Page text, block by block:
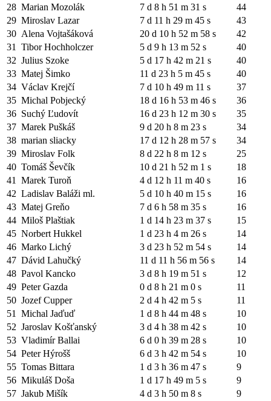
28 Marian Mozolák 7 d 8 h 51 m 31 s
44
29 Miroslav Lazar 7 d 11 h 29 m 45 s
43
30 Alena Vojtašáková 20 d 10 h 52 m 58 s
42
31
Tibor Hochholczer 5 d 9 h 13 m 52 s
40
32 Julius Szoke 5 d 17 h 42 m 21 s
40
33 Matej Šimko 11 d 23 h 5 m 45 s
40
34 Václav Krejčí 7 d 10 h 49 m 11 s
37
35 Michal Pobjecký 18 d 16 h 53 m 46 s
36
36 Suchý Ľudovít 16 d 23 h 12 m 30 s
35
37 Marek Puškáš 9 d 20 h 8 m 23 s
34
38 marian sliacky 17 d 12 h 28 m 57 s
34
39 Miroslav Folk 8 d 22 h 8 m 12 s
25
40 Tomáš Ševčík 10 d 21 h 52 m 1 s
18
41
Marek Turoň 4 d 12 h 11 m 40 s
16
42 Ladislav Baláži ml. 5 d 10 h 40 m 15 s
16
43 Matej Greňo 7 d 6 h 58 m 35 s
16
44 Miloš Plaštiak 1 d 14 h 23 m 37 s
15
45 Norbert Hukkel 1 d 23 h 4 m 26 s
14
46 Marko Lichý 3 d 23 h 52 m 54 s
14
47 Dávid Lahučký 11 d 11 h 56 m 56 s
14
48 Pavol Kancko 3 d 8 h 19 m 51 s
12
49 Peter Gazda 0 d 8 h 21 m 0 s
11
50 Jozef Cupper 2 d 4 h 42 m 5 s
11
51
Michal Jaďuď 1 d 8 h 44 m 48 s
10
52 Jaroslav Košťanský 3 d 4 h 38 m 42 s
10
53 Vladimír Ballai 6 d 0 h 39 m 28 s
10
54 Peter Hýrošš 6 d 3 h 42 m 54 s
10
55 Tomas Bittara 1 d 3 h 36 m 47 s
9
56 Mikuláš Doša 1 d 17 h 49 m 5 s
9
57 Jakub Mišík 4 d 3 h 50 m 8 s
9